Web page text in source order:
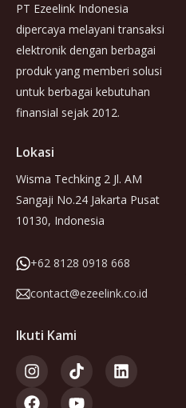
PT Ezeelink Indonesia
dipercaya melayani transaksi
elektronik dengan berbagai
produk yang memberi solusi
untuk berbagai kebutuhan
finansial sejak 2012.
Lokasi
Wisma Techking 2 Jl. AM
Sangaji No.24 Jakarta Pusat
10130, Indonesia
+62 8128 0918 668
contact@ezeelink.co.id
Ikuti Kami